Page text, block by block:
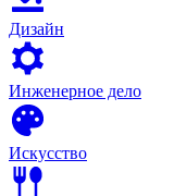
Дизайн
Инженерное дело
Искусство